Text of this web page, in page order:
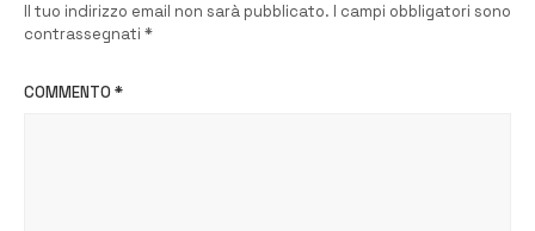
Il tuo indirizzo email non sarà pubblicato. I campi obbligatori sono
contrassegnati *
COMMENTO *